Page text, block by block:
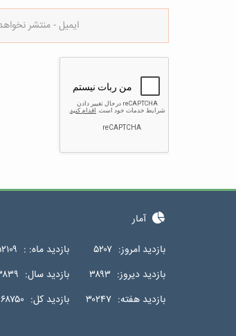
آمار
بازدید امروز: ۵۲۰۷ بازدید ماه: :
بازدید دیروز: ۳۸۹۳ بازدید سال:
بازدید هفته: ۳۰۲۴۷ بازدید کل: